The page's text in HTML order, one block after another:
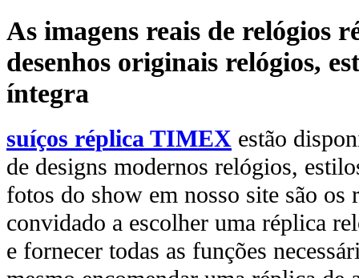
As imagens reais de relógios
desenhos originais relógios,
íntegra
suíços réplica TIMEX estão
de designs modernos relógios,
fotos do show em nosso site são os
convidado a escolher uma réplica
e fornecer todas as funções